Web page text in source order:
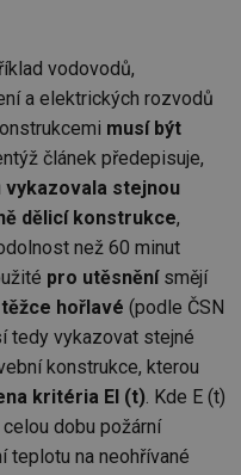
vodovodů,
a elektrických rozvodů
musí být
článek předepisuje,
stejnou
dělicí konstrukce,
než 60 minut
pro utěsněnísmějí
těžce hořlavé (podle ČSN
tedy vykazovat stejné
konstrukce, kterou
kritéria EI (t). Kde E (t)
dobu požární
teplotu na neohřívané